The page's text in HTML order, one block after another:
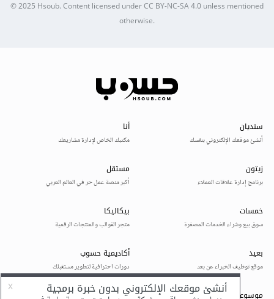
© 2025Hsoub.Content licensed underCC BY-NC-SA 4.0unless mentioned
otherwise.